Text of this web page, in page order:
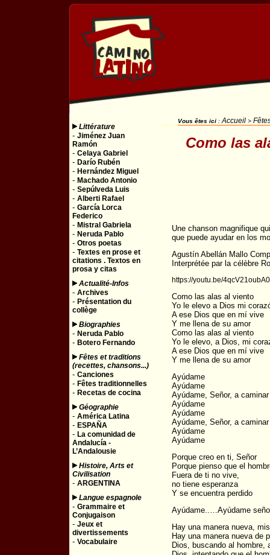
Littérature
- Jiménez Juan
Ramón
- Celaya Gabriel
- Darío Rubén
- Hernández Miguel
- Machado Antonio
- Sepúlveda Luis
- Alberti Rafael
- García Lorca
Federico
- Mistral Gabriela
- Neruda Pablo
- Otros poetas
- Textes en prose et
citations . Textos en
prosa y citas
Actualité-Infos
- Archives
- Présentation du
collège
Biographies
- Neruda Pablo
- Botero Fernando
Fêtes et traditions
(recettes, chansons...)
- Canciones
- Fêtes traditionnelles
- Recetas de cocina
Géographie
- América Latina
- ESPAÑA
- La comunidad de
Andalucía -
L’Andalousie
Histoire, Arts et
Civilisation
- ARGENTINA
Langue espagnole
- Grammaire et
Conjugaison
- Jeux et
divertissements
- Vocabulaire
Vous êtes ici : Accueil >
Como las
Une chanson magnifique
que puede ayudar en los
Agustín Abellán Mallo
Interprétée par la célèbre
https://youtu.be/
Como las alas al viento
Yo le elevo a Dios mi
A ese Dios que en mí vive
Y me llena de su amor
Como las alas al viento
Yo le elevo, a Dios, mi
A ese Dios que en mí vive
Y me llena de su amor
Ayúdame
Ayúdame
Ayúdame, Señor, a caminar
Ayúdame
Ayúdame
Ayúdame, Señor, a caminar
Ayúdame
Ayúdame
Porque creo en ti, Señor
Porque pienso que el
Fuera de ti no vive,
no tiene esperanza
Y se encuentra perdido
Ayúdame..…Ayúdame
Hay una manera nueva,
Hay una manera nueva de
Dios, buscando al hombre,